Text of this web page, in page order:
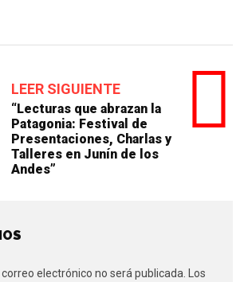
LEER SIGUIENTE
“Lecturas que abrazan la
Patagonia: Festival de
Presentaciones, Charlas y
Talleres en Junín de los
Andes”
electrónico no será publicada. Los